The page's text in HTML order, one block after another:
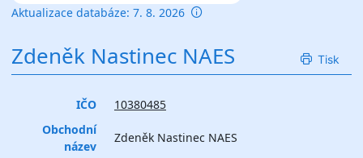
Aktualizace databáze: 7. 8. 2026
Zdeněk Nastinec NAES Tisk
IČO
10380485
Obchodní
název
Zdeněk Nastinec NAES